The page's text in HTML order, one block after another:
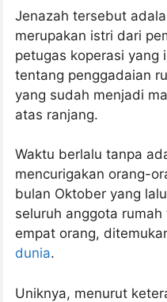
Jenazah tersebut
merupakan istri dari
petugas koperasi yang
tentang penggadaian
yang sudah menjadi
atas ranjang.
Waktu berlalu tanpa
mencurigakan orang-
bulan Oktober yang
seluruh anggota
empat orang,
dunia.
Uniknya, menurut